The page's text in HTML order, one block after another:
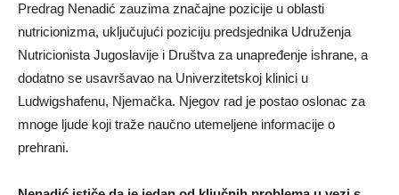
Predrag Nenadić zauzima značajne pozicije u oblasti
nutricionizma, uključujući poziciju predsjednika Udruženja
Nutricionista Jugoslavije i Društva za unapređenje ishrane, a
dodatno se usavršavao na Univerzitetskoj klinici u
Ludwigshafenu, Njemačka. Njegov rad je postao oslonac za
mnoge ljude koji traže naučno utemeljene informacije o
prehrani.